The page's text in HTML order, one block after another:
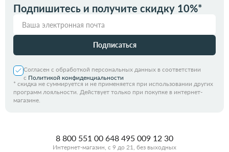
Подпишитесь и получите скидку 10%*
Подписаться
Согласен с обработкой персональных данных в соответствии
с Политикой конфиденциальности
* скидка не суммируется и не применяется при использовании других
программ лояльности. Действует только при покупке в интернет-
магазине.
8 800 551 00 648 495 009 12 30
Интернет-магазин, с 9 до 21, без выходных